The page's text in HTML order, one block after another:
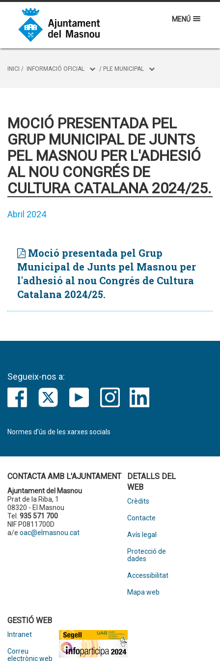
MENÚ
INICI / INFORMACIÓ OFICIAL / PLE MUNICIPAL
MOCIÓ PRESENTADA PEL
GRUP MUNICIPAL DE JUNTS
PEL MASNOU PER L'ADHESIÓ
AL NOU CONGRÉS DE
CULTURA CATALANA 2024/25.
Abril 2024
Moció presentada pel Grup
Municipal de Junts pel Masnou per
l'adhesió al nou Congrés de Cultura
Catalana 2024/25.
Segueix-nos a:
Normes d’ús de les xarxes socials
CONTACTA AMB L'AJUNTAMENT
Ajuntament del Masnou
Prat de la Riba, 1
08320 - El Masnou
Tel. 935 571 700
NIF P0811700D
a/e oac@elmasnou.cat
DETALLS DEL
WEB
Crèdits
Contacte
Avís legal
Protecció de
dades
Accessibilitat
Mapa web
GESTIÓ WEB
Intranet
Correu
electrònic web